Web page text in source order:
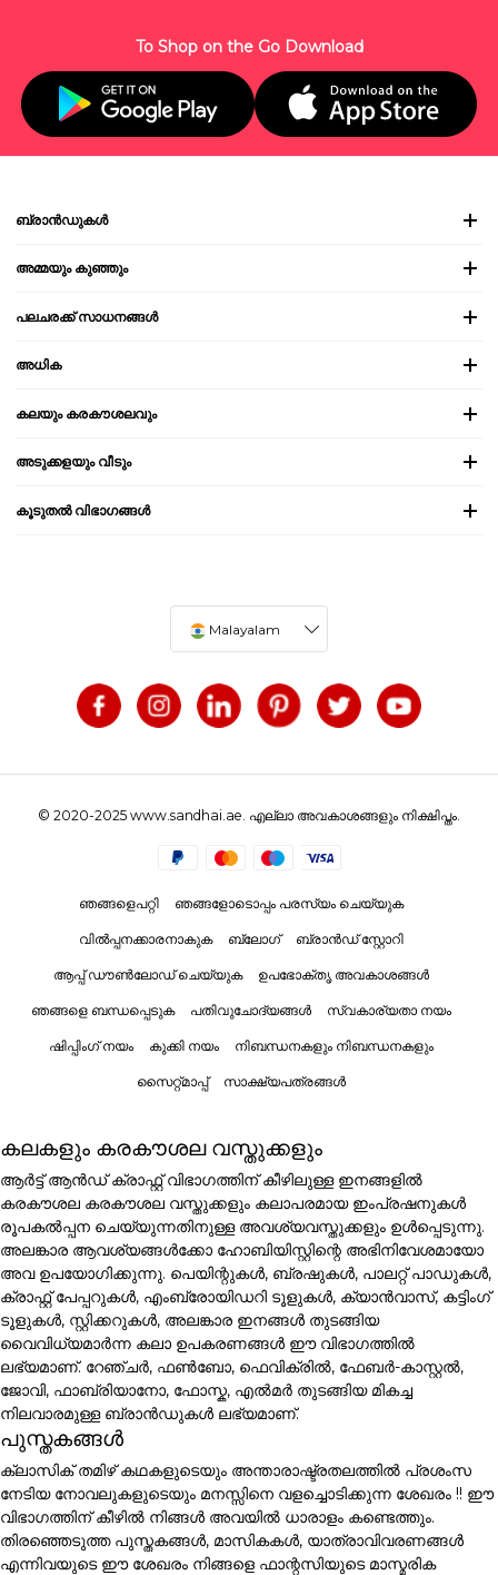
To Shop on the Go Download
ബ്രാൻഡുകൾ
അമ്മയും കുഞ്ഞും
പലചരക്ക് സാധനങ്ങൾ
അധിക
കലയും കരകൗശലവും
അടുക്കളയും വീടും
കൂടുതൽ വിഭാഗങ്ങൾ
Malayalam
© 2020-2025 www.sandhai.ae. എല്ലാ അവകാശങ്ങളും നിക്ഷിപ്തം.
ഞങ്ങളെപറ്റി ഞങ്ങളോടൊപ്പം പരസ്യം ചെയ്യുക
വിൽപ്പനക്കാരനാകുക ബ്ലോഗ് ബ്രാൻഡ് സ്റ്റോറി
ആപ്പ് ഡൗൺലോഡ് ചെയ്യുക ഉപഭോക്തൃ അവകാശങ്ങൾ
ഞങ്ങളെ ബന്ധപ്പെടുക പതിവുചോദ്യങ്ങൾ സ്വകാര്യതാ നയം
ഷിപ്പിംഗ് നയം കുക്കി നയം നിബന്ധനകളും നിബന്ധനകളും
സൈറ്റ്മാപ്പ് സാക്ഷ്യപത്രങ്ങൾ
കലകളും കരകൗശല വസ്തുക്കളും
ആർട്ട് ആൻഡ് ക്രാഫ്റ്റ് വിഭാഗത്തിന് കീഴിലുള്ള ഇനങ്ങളിൽ
കരകൗശല കരകൗശല വസ്തുക്കളും കലാപരമായ ഇംപ്രഷനുകൾ
രൂപകൽപ്പന ചെയ്യുന്നതിനുള്ള അവശ്യവസ്തുക്കളും ഉൾപ്പെടുന്നു.
അലങ്കാര ആവശ്യങ്ങൾക്കോ ഹോബിയിസ്റ്റിന്റെ അഭിനിവേശമായോ
അവ ഉപയോഗിക്കുന്നു. പെയിന്റുകൾ, ബ്രഷുകൾ, പാലറ്റ് പാഡുകൾ,
ക്രാഫ്റ്റ് പേപ്പറുകൾ, എംബ്രോയിഡറി ടൂളുകൾ, ക്യാൻവാസ്, കട്ടിംഗ്
ടൂളുകൾ, സ്റ്റിക്കറുകൾ, അലങ്കാര ഇനങ്ങൾ തുടങ്ങിയ
വൈവിധ്യമാർന്ന കലാ ഉപകരണങ്ങൾ ഈ വിഭാഗത്തിൽ
ലഭ്യമാണ്. റേഞ്ചർ, ഫൺബോ, ഫെവിക്രിൽ, ഫേബർ-കാസ്റ്റൽ,
ജോവി, ഫാബ്രിയാനോ, ഫോസ്ക, എൽമർ തുടങ്ങിയ മികച്ച
നിലവാരമുള്ള ബ്രാൻഡുകൾ ലഭ്യമാണ്.
പുസ്തകങ്ങൾ
ക്ലാസിക് തമിഴ് കഥകളുടെയും അന്താരാഷ്ട്രതലത്തിൽ പ്രശംസ
നേടിയ നോവലുകളുടെയും മനസ്സിനെ വളച്ചൊടിക്കുന്ന ശേഖരം !! ഈ
വിഭാഗത്തിന് കീഴിൽ നിങ്ങൾ അവയിൽ ധാരാളം കണ്ടെത്തും.
തിരഞ്ഞെടുത്ത പുസ്തകങ്ങൾ, മാസികകൾ, യാത്രാവിവരണങ്ങൾ
എന്നിവയുടെ ഈ ശേഖരം നിങ്ങളെ ഫാന്റസിയുടെ മാസ്മരിക